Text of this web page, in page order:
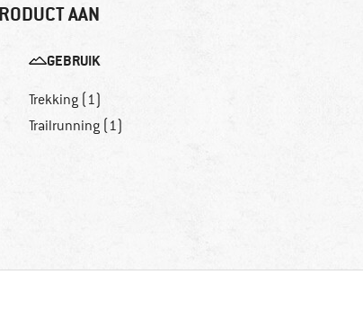
AAN
GEBRUIK
Trekking (1)
Trailrunning (1)